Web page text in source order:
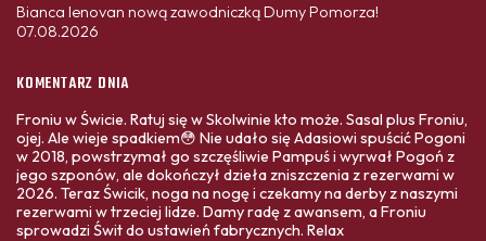
Bianca Ienovan nową zawodniczką Dumy Pomorza!
07.08.2026
KOMENTARZ DNIA
Froniu w Świcie. Ratuj się w Skolwinie kto może. Sasal plus Froniu,
ojej. Ale wieje spadkiem😳 Nie udało się Adasiowi spuścić Pogoni
w 2018, powstrzymał go szczęśliwie Pampuś i wyrwał Pogoń z
jego szponów, ale dokończył dzieła zniszczenia z rezerwami w
2026. Teraz Świcik, noga na nogę i czekamy na derby z naszymi
rezerwami w trzeciej lidze. Damy radę z awansem, a Froniu
sprowadzi Świt do ustawień fabrycznych. Relax